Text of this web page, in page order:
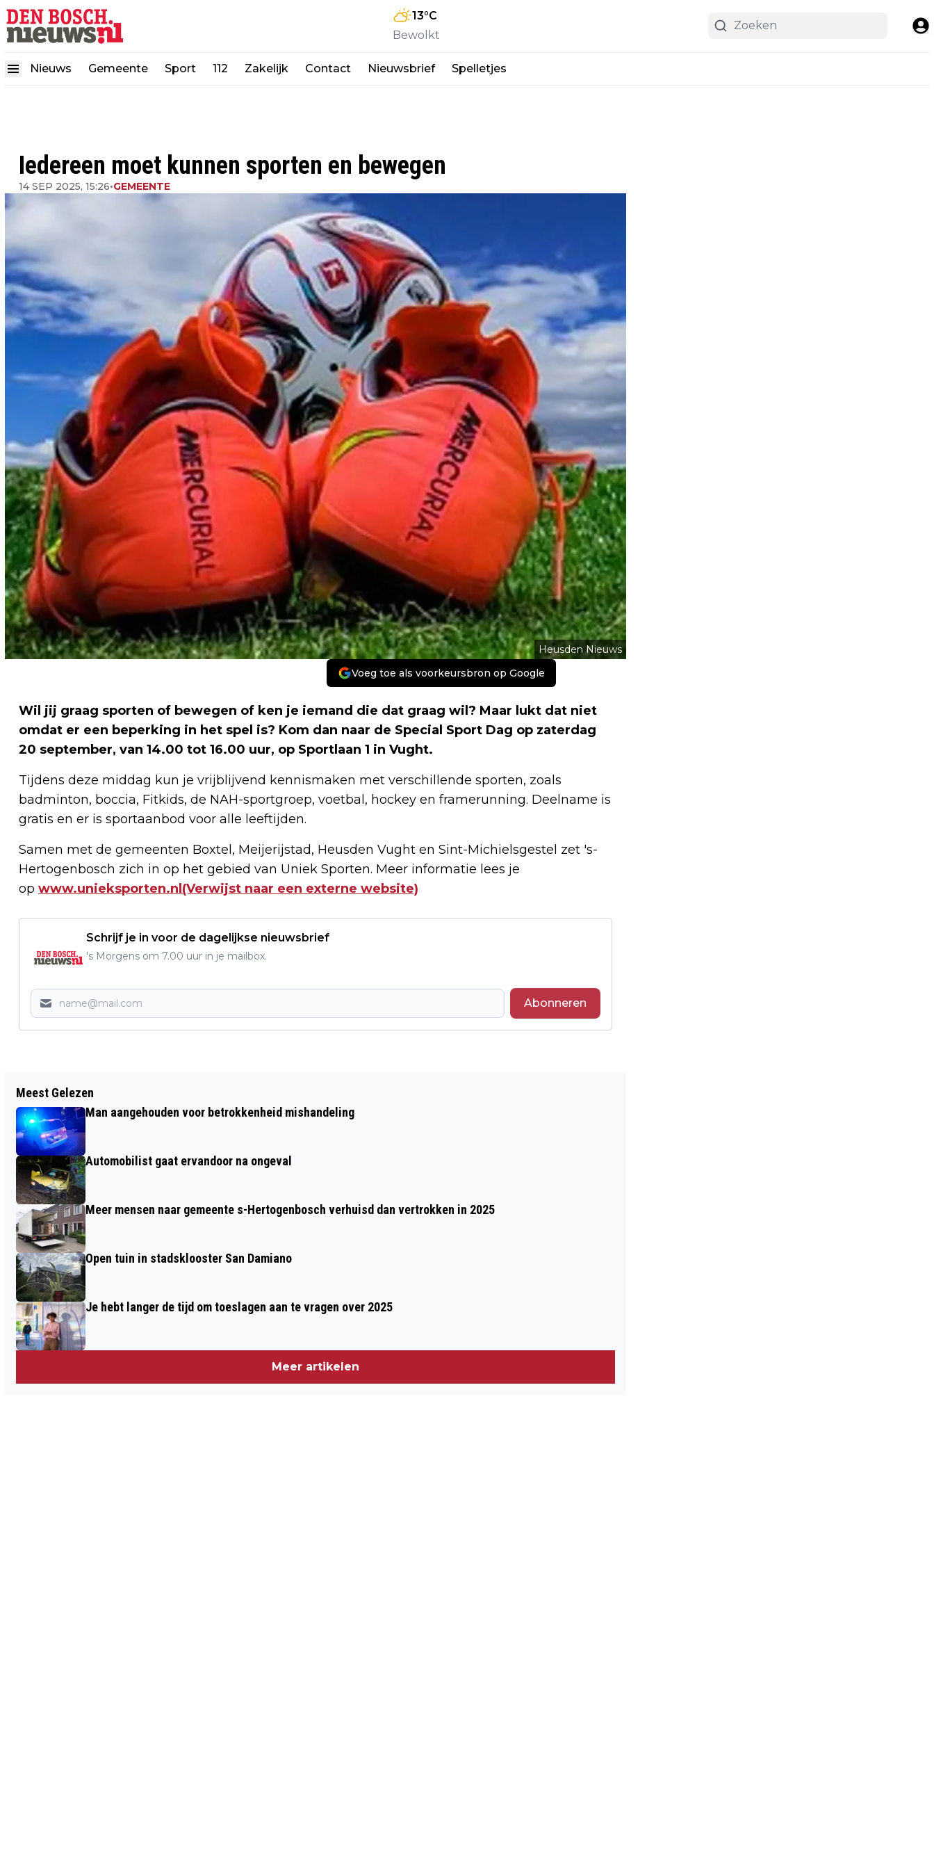
13°C
Bewolkt
Nieuws Gemeente Sport 112 Zakelijk Contact Nieuwsbrief Spelletjes
Iedereen moet kunnen sporten en bewegen
14 SEP 2025, 15:26•GEMEENTE
Heusden Nieuws
Voeg toe als voorkeursbron op Google
Wil jij graag sporten of bewegen of ken je iemand die dat graag wil? Maar lukt dat niet
omdat er een beperking in het spel is? Kom dan naar de Special Sport Dag op zaterdag
20 september, van 14.00 tot 16.00 uur, op Sportlaan 1 in Vught.
Tijdens deze middag kun je vrijblijvend kennismaken met verschillende sporten, zoals
badminton, boccia, Fitkids, de NAH-sportgroep, voetbal, hockey en framerunning. Deelname is
gratis en er is sportaanbod voor alle leeftijden.
Samen met de gemeenten Boxtel, Meijerijstad, Heusden Vught en Sint-Michielsgestel zet 's-
Hertogenbosch zich in op het gebied van Uniek Sporten. Meer informatie lees je
op www.unieksporten.nl(Verwijst naar een externe website)
Schrijf je in voor de dagelijkse nieuwsbrief
's Morgens om 7.00 uur in je mailbox.
Abonneren
FC DEN BOSCH LAAT WINST IN
BLESSURETIJD UIT HANDEN GLIPPEN
WIJK MAASPOORT
Meest Gelezen
Man aangehouden voor betrokkenheid mishandeling
Automobilist gaat ervandoor na ongeval
Meer mensen naar gemeente s-Hertogenbosch verhuisd dan vertrokken in 2025
Open tuin in stadsklooster San Damiano
Je hebt langer de tijd om toeslagen aan te vragen over 2025
Meer artikelen